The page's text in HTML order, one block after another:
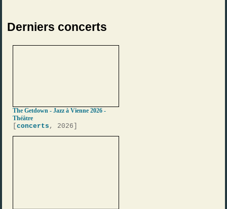
Derniers concerts
The Getdown - Jazz à Vienne 2026 -
Théâtre
[concerts , 2026]